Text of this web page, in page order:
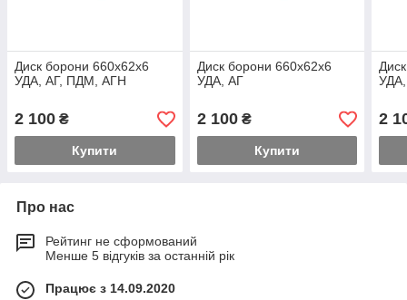
Диск борони 660х62х6
УДА, АГ, ПДМ, АГН
2 100 ₴
Купити
Диск борони 660х62х6
УДА, АГ
2 100₴
Купити
2
Про нас
Рейтинг не сформований
Менше 5 відгуків за останній рік
Працює з 14.09.2020